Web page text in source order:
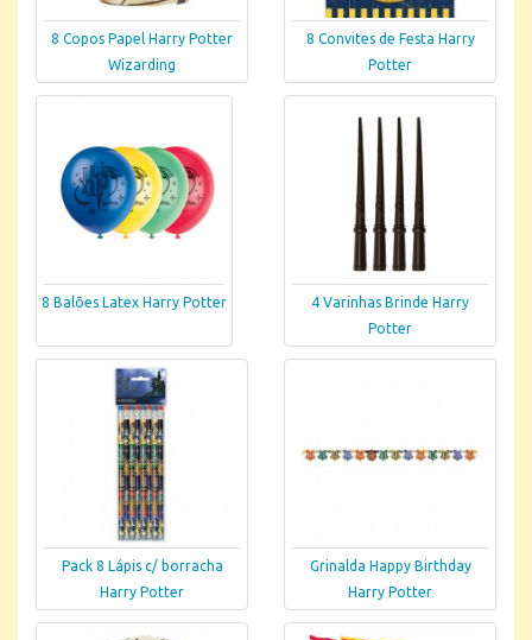
8 Copos Papel Harry Potter
Wizarding
8 Convites de Festa Harry
Potter
8 Balões Latex Harry Potter
4 Varinhas Brinde Harry
Potter
Pack 8 Lápis c/ borracha
Harry Potter
Grinalda Happy Birthday
Harry Potter